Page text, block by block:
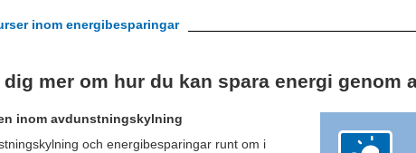
inom energibesparingar
mer om hur du kan spara energi genom
inom avdunstningskylning
och energibesparingar runt om i